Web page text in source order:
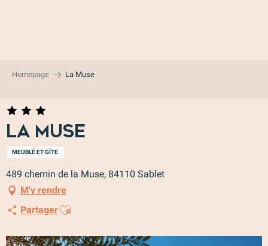
Homepage La Muse
La Muse
MEUBLÉ ET GÎTE
489 chemin de la Muse, 84110 Sablet
M'y rendre
PartagerAjouter aux favoris